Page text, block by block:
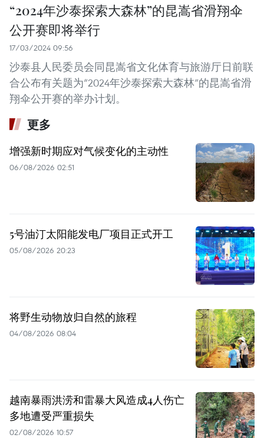
“2024年沙泰探索大森林”的昆嵩省滑翔伞
公开赛即将举行
17/03/2024 09:56
沙泰县人民委员会同昆嵩省文化体育与旅游厅日前联
合公布有关题为“2024年沙泰探索大森林”的昆嵩省滑
翔伞公开赛的举办计划。
更多
增强新时期应对气候变化的主动性
06/08/2026 02:51
5号油汀太阳能发电厂项目正式开工
05/08/2026 20:23
将野生动物放归自然的旅程
04/08/2026 08:04
越南暴雨洪涝和雷暴大风造成4人伤亡
多地遭受严重损失
02/08/2026 10:57